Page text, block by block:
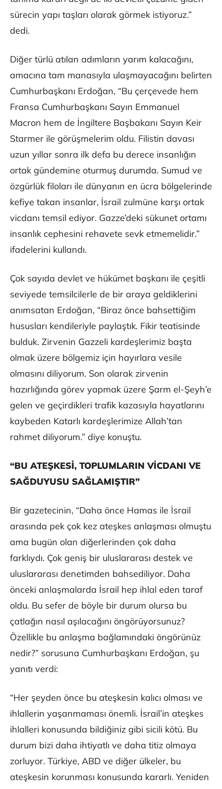
sürecin yapı taşları olarak görmek istiyoruz.”
dedi.
Diğer türlü atılan adımların yarım kalacağını,
amacına tam manasıyla ulaşmayacağını belirten
Cumhurbaşkanı Erdoğan, “Bu çerçevede hem
Fransa Cumhurbaşkanı Sayın Emmanuel
Macron hem de İngiltere Başbakanı Sayın Keir
Starmer ile görüşmelerim oldu. Filistin davası
uzun yıllar sonra ilk defa bu derece insanlığın
ortak gündemine oturmuş durumda. Sumud ve
özgürlük filoları ile dünyanın en ücra bölgelerinde
kefiye takan insanlar, İsrail zulmüne karşı ortak
vicdanı temsil ediyor. Gazze’deki sükunet ortamı
insanlık cephesini rehavete sevk etmemelidir.”
ifadelerini kullandı.
Çok sayıda devlet ve hükümet başkanı ile çeşitli
seviyede temsilcilerle de bir araya geldiklerini
anımsatan Erdoğan, “Biraz önce bahsettiğim
hususları kendileriyle paylaştık. Fikir teatisinde
bulduk. Zirvenin Gazzeli kardeşlerimiz başta
olmak üzere bölgemiz için hayırlara vesile
olmasını diliyorum. Son olarak zirvenin
hazırlığında görev yapmak üzere Şarm el-Şeyh’e
gelen ve geçirdikleri trafik kazasıyla hayatlarını
kaybeden Katarlı kardeşlerimize Allah’tan
rahmet diliyorum.” diye konuştu.
“BU ATEŞKESİ, TOPLUMLARIN VİCDANI VE
SAĞDUYUSU SAĞLAMIŞTIR”
Bir gazetecinin, “Daha önce Hamas ile İsrail
arasında pek çok kez ateşkes anlaşması olmuştu
ama bugün olan diğerlerinden çok daha
farklıydı. Çok geniş bir uluslararası destek ve
uluslararası denetimden bahsediliyor. Daha
önceki anlaşmalarda İsrail hep ihlal eden taraf
oldu. Bu sefer de böyle bir durum olursa bu
çatlağın nasıl aşılacağını öngörüyorsunuz?
Özellikle bu anlaşma bağlamındaki öngörünüz
nedir?” sorusuna Cumhurbaşkanı Erdoğan, şu
yanıtı verdi:
“Her şeyden önce bu ateşkesin kalıcı olması ve
ihlallerin yaşanmaması önemli. İsrail’in ateşkes
ihlalleri konusunda bildiğiniz gibi sicili kötü. Bu
durum bizi daha ihtiyatlı ve daha titiz olmaya
zorluyor. Türkiye, ABD ve diğer ülkeler, bu
ateşkesin korunması konusunda kararlı. Yeniden